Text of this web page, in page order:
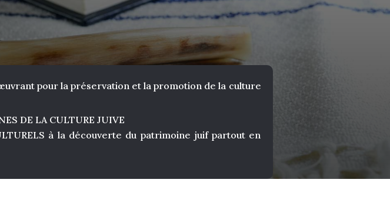
pour la préservation et la promotion de la culture
DE LA CULTURE JUIVE
à la découverte du patrimoine juif partout en